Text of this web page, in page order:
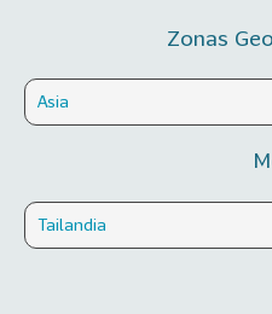
Zonas
Asia
Tailandia